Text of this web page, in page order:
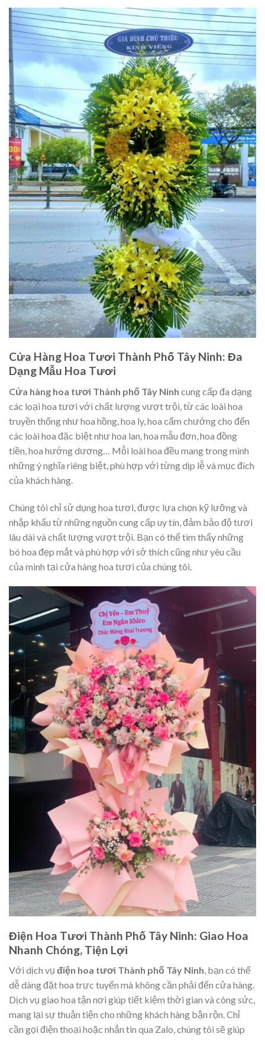
Cửa Hàng Hoa Tươi Thành Phố Tây Ninh: Đa
Dạng Mẫu Hoa Tươi
Cửa hàng hoa tươi Thành phố Tây Ninh cung cấp đa dạng
các loại hoa tươi với chất lượng vượt trội, từ các loài hoa
truyền thống như hoa hồng, hoa ly, hoa cẩm chướng cho đến
các loài hoa đặc biệt như hoa lan, hoa mẫu đơn, hoa đồng
tiền, hoa hướng dương… Mỗi loài hoa đều mang trong mình
những ý nghĩa riêng biệt, phù hợp với từng dịp lễ và mục đích
của khách hàng.
Chúng tôi chỉ sử dụng hoa tươi, được lựa chọn kỹ lưỡng và
nhập khẩu từ những nguồn cung cấp uy tín, đảm bảo độ tươi
lâu dài và chất lượng vượt trội. Bạn có thể tìm thấy những
bó hoa đẹp mắt và phù hợp với sở thích cũng như yêu cầu
của mình tại cửa hàng hoa tươi của chúng tôi.
Điện Hoa Tươi Thành Phố Tây Ninh: Giao Hoa
Nhanh Chóng, Tiện Lợi
Với dịch vụ điện hoa tươi Thành phố Tây Ninh, bạn có thể
dễ dàng đặt hoa trực tuyến mà không cần phải đến cửa hàng.
Dịch vụ giao hoa tận nơi giúp tiết kiệm thời gian và công sức,
mang lại sự thuận tiện cho những khách hàng bận rộn. Chỉ
cần gọi điện thoại hoặc nhắn tin qua Zalo, chúng tôi sẽ giúp